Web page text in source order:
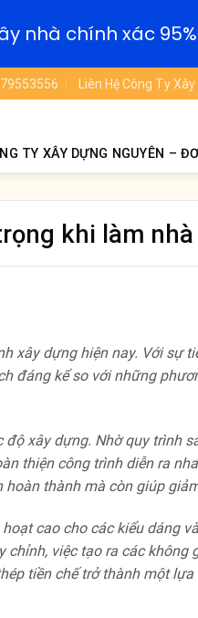
Liên Hệ Công Ty
TY XÂY DỰNG NGUYÊN –
khi làm
xây dựng hiện nay. Với sự
đáng kể so với những
xây dựng. Nhờ quy trình
thiện công trình diễn ra
thành mà còn giúp
cao cho các kiểu dáng
việc tạo ra các không
tiền chế trở thành một
nhà chính xác